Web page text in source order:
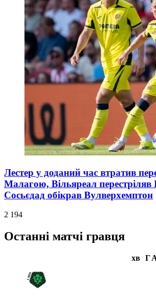
Лестер у доданий час втратив
Малагою, Вільяреал
Сосьєдад обікрав Вулверхемптон
2 194
Останні матчі гравця
хв Г